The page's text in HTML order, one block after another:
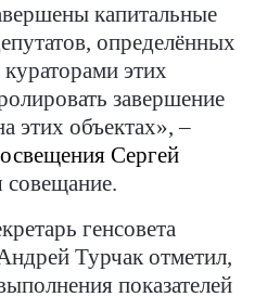
капитальные
определённых
этих
завершение
этих объектах», –
Сергей
совещание.
генсовета
Турчак отметил,
показателей